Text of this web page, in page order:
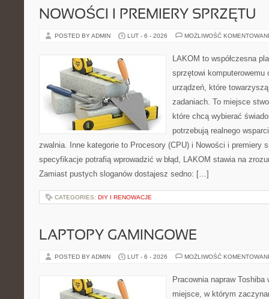
NOWOŚCI I PREMIERY SPRZĘTU
POSTED BY ADMIN LUT - 6 - 2026 MOŻLIWOŚĆ
LAKOM to współczesna
sprzętowi komputerowemu
urządzeń, które
zadaniach. To miejsce
które chcą wybierać
potrzebują realnego
zwalnia. Inne kategorie to Procesory (CPU) i Nowości i premiery
specyfikacje potrafią wprowadzić w błąd, LAKOM stawia na
Zamiast pustych sloganów dostajesz sedno: […]
CATEGORIES: DIY I RENOWACJE
LAPTOPY GAMINGOWE
POSTED BY ADMIN LUT - 6 - 2026 MOŻLIWOŚĆ
Pracownia napraw
miejsce, w którym